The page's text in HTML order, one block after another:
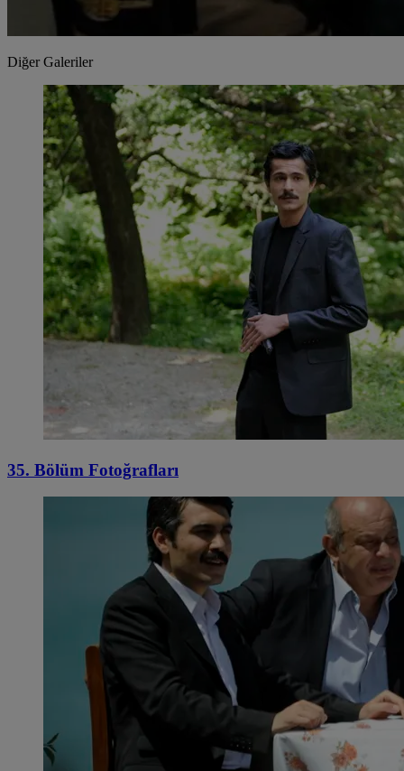
Diğer Galeriler
35. Bölüm Fotoğrafları